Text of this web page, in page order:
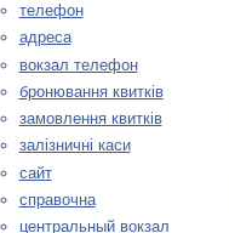
телефон
адреса
вокзал телефон
бронювання квитків
замовлення квитків
залізничні каси
сайт
справочна
центральный вокзал